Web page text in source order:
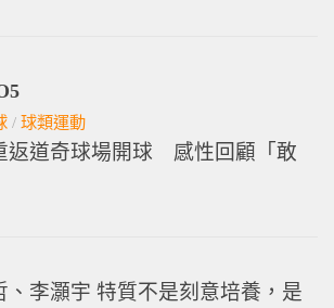
/ 球類運動
返道奇球場開球 感性回顧「敢
、李灝宇 特質不是刻意培養，是